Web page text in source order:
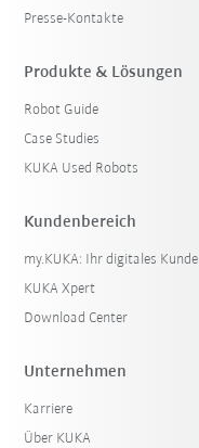
Presse-Kontakte
Produkte & Lösungen
Robot Guide
Case Studies
KUKA Used Robots
Kundenbereich
my.KUKA: Ihr digitales
KUKA Xpert
Download Center
Unternehmen
Karriere
Über KUKA